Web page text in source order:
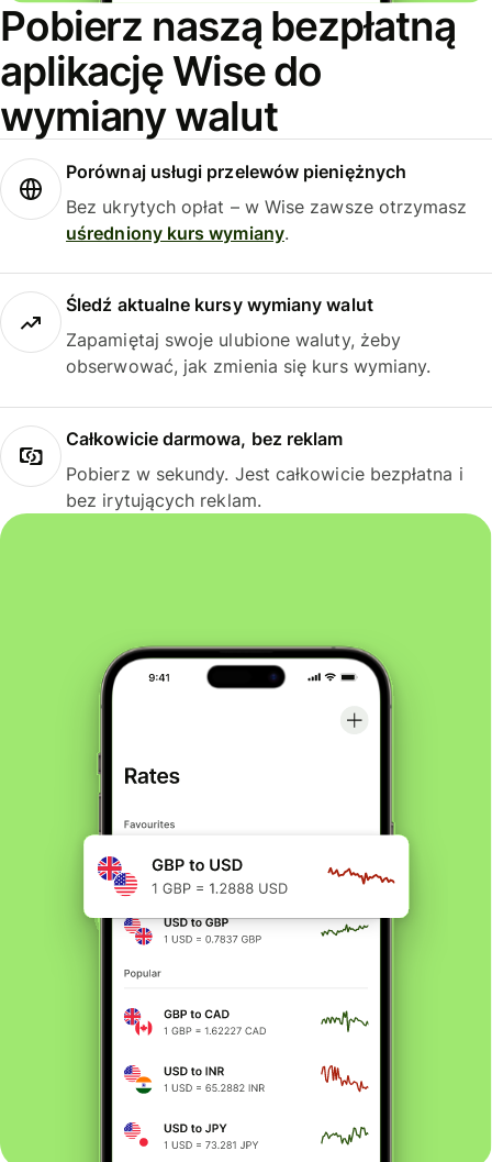
Pobierz naszą bezpłatną
aplikację Wise do
wymiany walut
Porównaj usługi przelewów pieniężnych
Bez ukrytych opłat – w Wise zawsze otrzymasz
uśredniony kurs wymiany.
Śledź aktualne kursy wymiany walut
Zapamiętaj swoje ulubione waluty, żeby
obserwować, jak zmienia się kurs wymiany.
Całkowicie darmowa, bez reklam
Pobierz w sekundy. Jest całkowicie bezpłatna i
bez irytujących reklam.